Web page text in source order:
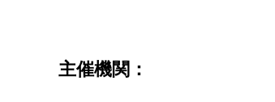
主催機関：